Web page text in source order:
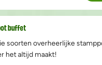
buffet
soorten overheerlijke
het altijd maakt!